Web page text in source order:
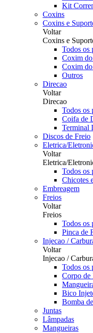
Kit
Coxins
Coxins e
Voltar
Coxins e
Todos os
Coxim
Coxim
Outros
Direcao
Voltar
Direcao
Todos os
Coifa de
Terminal
Discos de Freio
Eletrica/
Voltar
Eletrica/
Todos os
Chicotes
Embreagem
Freios
Voltar
Freios
Todos os
Pinca de
Injecao /
Voltar
Injecao /
Todos os
Corpo de
Bico
Bomba
Juntas
Lâmpadas
Mangueiras